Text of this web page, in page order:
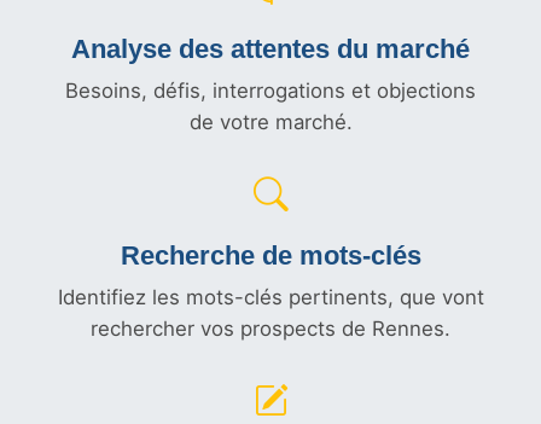
Analyse des attentes du marché
Besoins, défis, interrogations et objections
de votre marché.
Recherche de mots-clés
Identifiez les mots-clés pertinents, que vont
rechercher vos prospects de Rennes.